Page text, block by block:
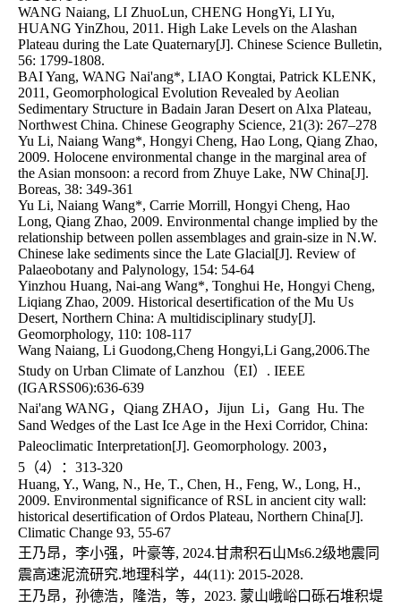
WANG Naiang, LI ZhuoLun, CHENG HongYi, LI Yu,
HUANG YinZhou, 2011. High Lake Levels on the Alashan
Plateau during the Late Quaternary[J]. Chinese Science Bulletin,
56: 1799-1808.
BAI Yang, WANG Nai'ang*, LIAO Kongtai, Patrick KLENK,
2011, Geomorphological Evolution Revealed by Aeolian
Sedimentary Structure in Badain Jaran Desert on Alxa Plateau,
Northwest China. Chinese Geography Science, 21(3): 267–278
Yu Li, Naiang Wang*, Hongyi Cheng, Hao Long, Qiang Zhao,
2009. Holocene environmental change in the marginal area of
the Asian monsoon: a record from Zhuye Lake, NW China[J].
Boreas, 38: 349-361
Yu Li, Naiang Wang*, Carrie Morrill, Hongyi Cheng, Hao
Long, Qiang Zhao, 2009. Environmental change implied by the
relationship between pollen assemblages and grain-size in N.W.
Chinese lake sediments since the Late Glacial[J]. Review of
Palaeobotany and Palynology, 154: 54-64
Yinzhou Huang, Nai-ang Wang*, Tonghui He, Hongyi Cheng,
Liqiang Zhao, 2009. Historical desertification of the Mu Us
Desert, Northern China: A multidisciplinary study[J].
Geomorphology, 110: 108-117
Wang Naiang, Li Guodong,Cheng Hongyi,Li Gang,2006.The
Study on Urban Climate of Lanzhou（EI）. IEEE
(IGARSS06):636-639
Nai'ang WANG，Qiang ZHAO，Jijun  Li，Gang  Hu. The
Sand Wedges of the Last Ice Age in the Hexi Corridor, China:
Paleoclimatic Interpretation[J]. Geomorphology. 2003，
5（4）：313-320
Huang, Y., Wang, N., He, T., Chen, H., Feng, W., Long, H.,
2009. Environmental significance of RSL in ancient city wall:
historical desertification of Ordos Plateau, Northern China[J].
Climatic Change 93, 55-67
王乃昂，李小强，叶豪等, 2024.甘肃积石山Ms6.2级地震同
震高速泥流研究.地理科学，44(11): 2015-2028.
王乃昂，孙德浩，隆浩，等，2023. 蒙山峨峪口砾石堆积堤